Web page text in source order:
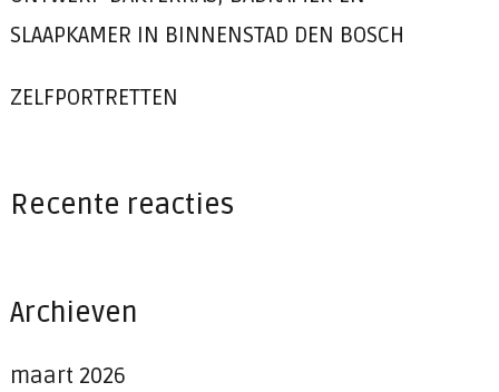
SLAAPKAMER IN BINNENSTAD DEN BOSCH
ZELFPORTRETTEN
Recente reacties
Archieven
maart 2026